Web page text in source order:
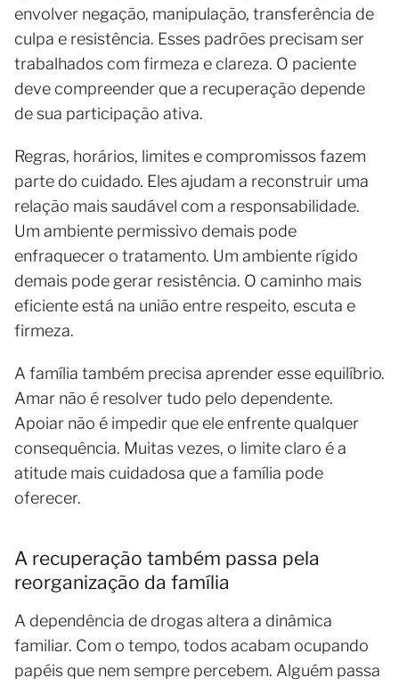
envolver negação, manipulação, transferência de
culpa e resistência. Esses padrões precisam ser
trabalhados com firmeza e clareza. O paciente
deve compreender que a recuperação depende
de sua participação ativa.
Regras, horários, limites e compromissos fazem
parte do cuidado. Eles ajudam a reconstruir uma
relação mais saudável com a responsabilidade.
Um ambiente permissivo demais pode
enfraquecer o tratamento. Um ambiente rígido
demais pode gerar resistência. O caminho mais
eficiente está na união entre respeito, escuta e
firmeza.
A família também precisa aprender esse equilíbrio.
Amar não é resolver tudo pelo dependente.
Apoiar não é impedir que ele enfrente qualquer
consequência. Muitas vezes, o limite claro é a
atitude mais cuidadosa que a família pode
oferecer.
A recuperação também passa pela
reorganização da família
A dependência de drogas altera a dinâmica
familiar. Com o tempo, todos acabam ocupando
papéis que nem sempre percebem. Alguém passa